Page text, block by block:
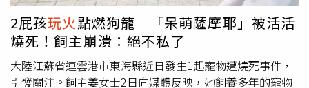
平的紅利，共同締造繁榮美好的未來，是今天中國國民黨帶
給全世界的重要訊息。一個負責任的政黨不應該 玩火，將台
灣推向戰爭的邊緣，而是應該不斷尋求和平的可能，開創和
平的空間，奠定和平的基石，再也不走回頭路。她期待此行
能帶來兩岸的春天，在現在一片陰霾的國際局勢中看到新的
還得了啊」、「明年可能要胸口碎大石才行了」、現在董事
長這職位那麼競爭了嗎？捐錢都不夠了，還要吞火」。
2屁孩玩火點燃狗籠 「呆萌薩摩耶」被活活
燒死！飼主崩潰：絕不私了
大陸江蘇省連雲港市東海縣近日發生1起寵物遭燒死事件，
引發關注。飼主姜女士2日向媒體反映，她飼養多年的寵物